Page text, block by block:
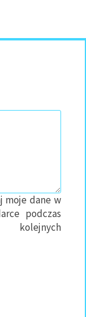
moje dane w
podczas